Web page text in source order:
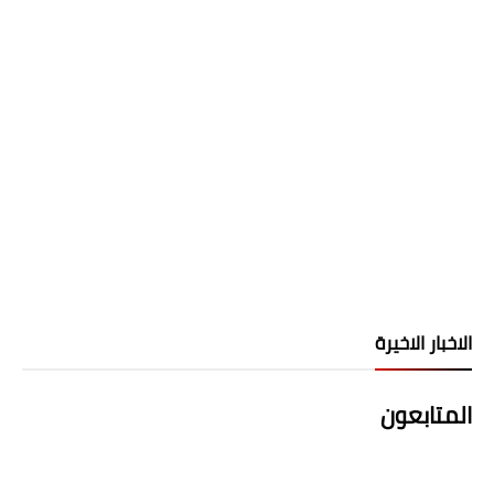
الاخبار الاخيرة
المتابعون